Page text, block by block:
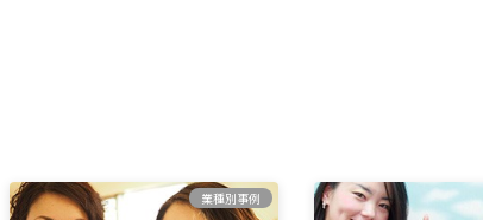
業種別事例